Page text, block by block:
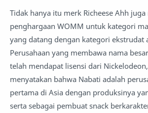
Tidak hanya itu merk Richeese Ahh
penghargaan WOMM untuk kategori
yang datang dengan kategori ekstrudat
Perusahaan yang membawa nama
telah mendapat lisensi dari
menyatakan bahwa Nabati adalah
pertama di Asia dengan produksinya
serta sebagai pembuat snack